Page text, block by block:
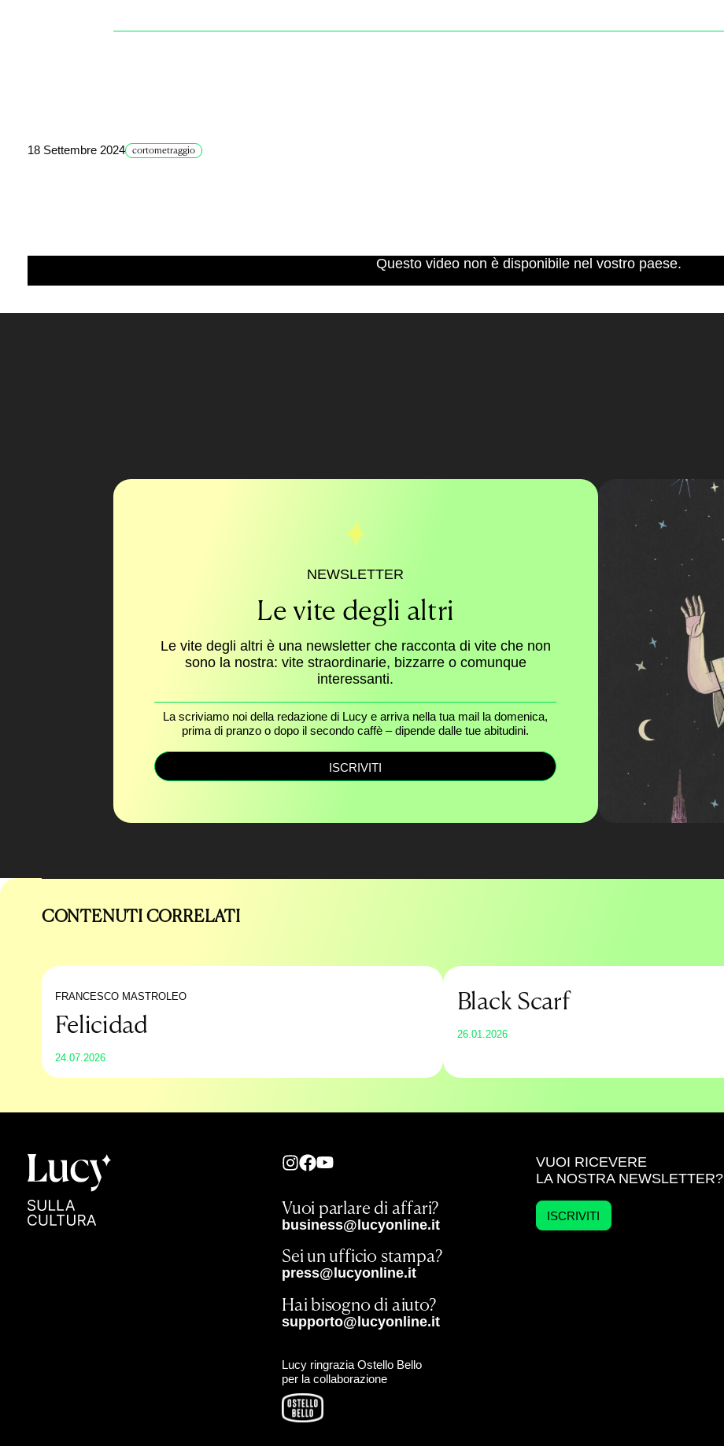
18 Settembre 2024 cortometraggio
Questo video non è disponibile nel vostro paese.
NEWSLETTER
Le vite degli altri
Le vite degli altri è una newsletter che racconta di vite che non
sono la nostra: vite straordinarie, bizzarre o comunque
interessanti.
La scriviamo noi della redazione di Lucy e arriva nella tua mail la domenica,
prima di pranzo o dopo il secondo caffè – dipende dalle tue abitudini.
ISCRIVITI
CONTENUTI CORRELATI
FRANCESCO MASTROLEO
Felicidad
24.07.2026
Black Scarf
26.01.2026
Vuoi parlare di affari?
business@lucyonline.it
Sei un ufficio stampa?
press@lucyonline.it
Hai bisogno di aiuto?
supporto@lucyonline.it
Lucy ringrazia Ostello Bello
per la collaborazione
VUOI RICEVERE
LA NOSTRA NEWSLETTER?
ISCRIVITI